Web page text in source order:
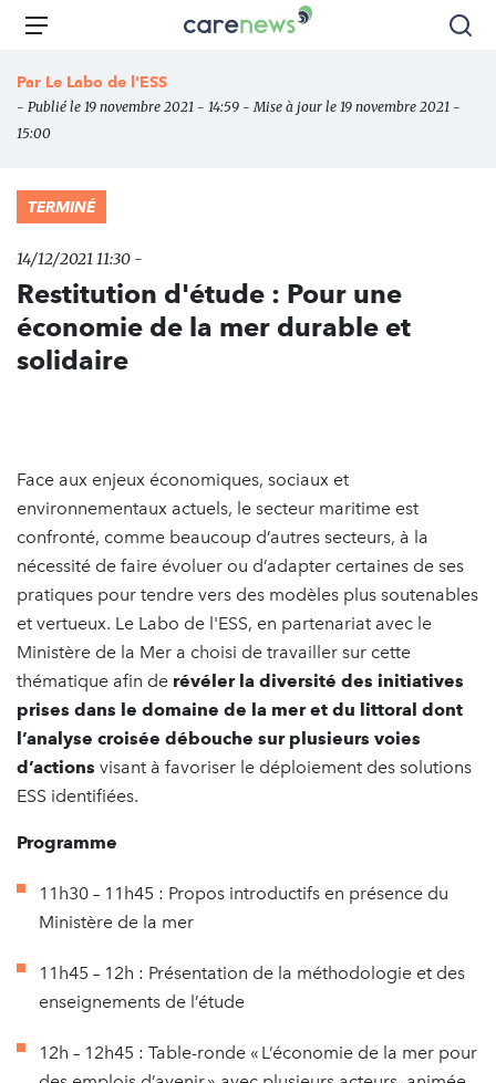
Aller
principal
Carenews,
des
Menu
Par Le Labo de l'ESS
- Publié le 19 novembre 2021 - 14:59 - Mise à jour le 19 novembre 2021 -
15:00
TERMINÉ
14/12/2021 11:30 -
Restitution d'étude : Pour une
économie de la mer durable et
solidaire
Face aux enjeux économiques, sociaux et
environnementaux actuels, le secteur maritime est
confronté, comme beaucoup d’autres secteurs, à la
nécessité de faire évoluer ou d’adapter certaines de ses
pratiques pour tendre vers des modèles plus soutenables
et vertueux. Le Labo de l'ESS, en partenariat avec le
Ministère de la Mer a choisi de travailler sur cette
thématique afin de révéler la diversité des initiatives
prises dans le domaine de la mer et du littoral dont
l’analyse croisée débouche sur plusieurs voies
d’actions visant à favoriser le déploiement des solutions
ESS identifiées.
Programme
11h30 – 11h45 : Propos introductifs en présence du
Ministère de la mer
11h45 – 12h : Présentation de la méthodologie et des
enseignements de l’étude
12h – 12h45 : Table-ronde « L’économie de la mer pour